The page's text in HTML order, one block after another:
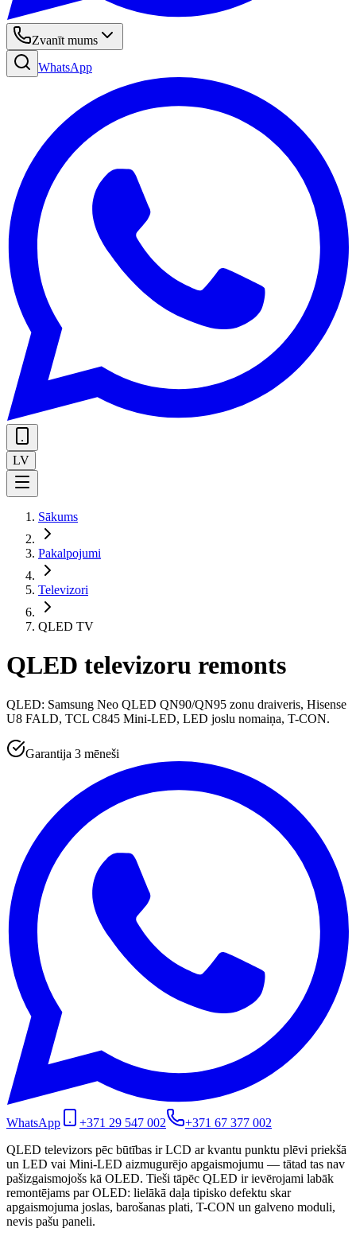
Zvanīt mums
WhatsApp
LV
Sākums
Pakalpojumi
Televizori
QLED TV
QLED televizoru remonts
QLED: Samsung Neo QLED QN90/QN95 zonu draiveris, Hisense
U8 FALD, TCL C845 Mini-LED, LED joslu nomaiņa, T-CON.
Garantija 3 mēneši
WhatsApp +371 29 547 002
+371 67 377 002
QLED televizors pēc būtības ir LCD ar kvantu punktu plēvi priekšā
un LED vai Mini-LED aizmugurējo apgaismojumu — tātad tas nav
pašizgaismojošs kā OLED. Tieši tāpēc QLED ir ievērojami labāk
remontējams par OLED: lielākā daļa tipisko defektu skar
apgaismojuma joslas, barošanas plati, T-CON un galveno moduli,
nevis pašu paneli.